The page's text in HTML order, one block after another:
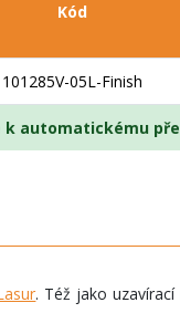
Kód
101285V-05L-Finish
k automatickému
. Též jako